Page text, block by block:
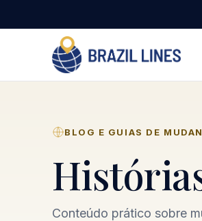
BLOG E GUIAS DE
Conteúdo prático sobre